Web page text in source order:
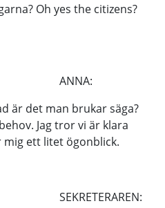
Oh yes the citizens?
ANNA:
är det man brukar säga?
Jag tror vi är klara
ett litet ögonblick.
SEKRETERAREN: